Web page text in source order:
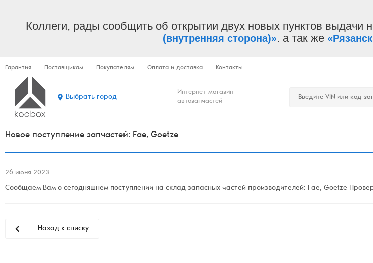
Коллеги, рады сообщить об открытии двух новых пунктов выдачи
(внутренняя сторона)». а так же
Гарантия Поставщикам Покупателям Оплата и доставка Контакты
Выбрать город
Интернет-магазин
автозапчастей
Новое поступление запчастей: Fae, Goetze
26 июня 2023
Сообщаем Вам о сегодняшнем поступлении на склад запасных частей производителей: Fae, Goetze
Назад к списку